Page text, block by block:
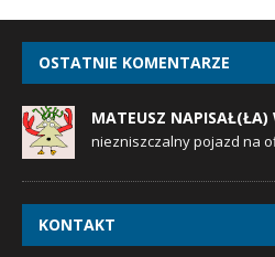
OSTATNIE KOMENTARZE
MATEUSZ NAPISAŁ(ŁA)
niezniszczalny pojazd na
KONTAKT